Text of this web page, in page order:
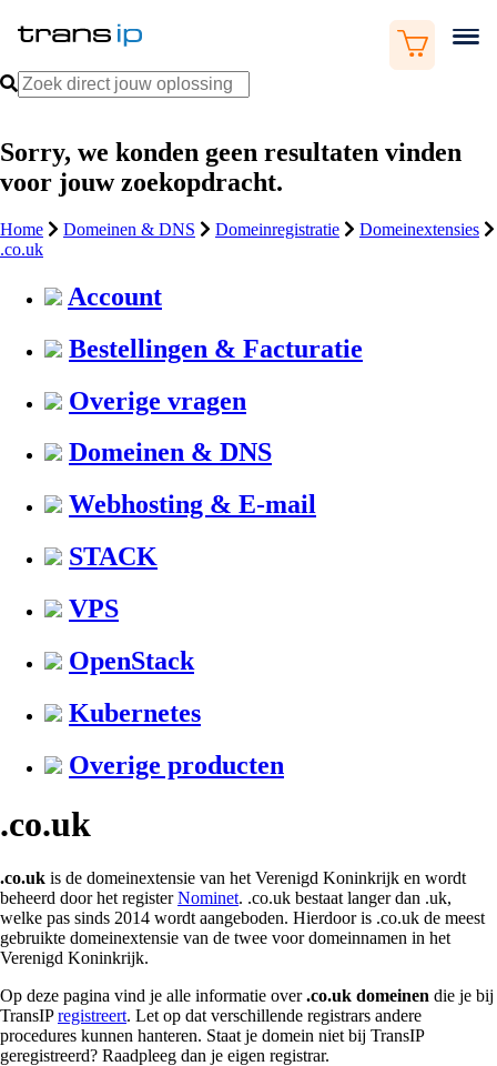
Sorry, we konden geen resultaten vinden
voor jouw zoekopdracht.
Home Domeinen & DNS Domeinregistratie
Domeinextensies
.co.uk
Account
Bestellingen & Facturatie
Overige vragen
Domeinen & DNS
Webhosting & E-mail
STACK
VPS
OpenStack
Kubernetes
Overige producten
.co.uk
.co.uk is de domeinextensie van het Verenigd Koninkrijk en wordt
beheerd door het registerNominet. .co.uk bestaat langer dan .uk,
welke pas sinds 2014 wordt aangeboden. Hierdoor is .co.uk de meest
gebruikte domeinextensie van de twee voor domeinnamen in het
Verenigd Koninkrijk.
Op deze pagina vind je alle informatie over.co.uk domeinen die je bij
TransIPregistreert. Let op dat verschillende registrars andere
procedures kunnen hanteren. Staat je domein niet bij TransIP
geregistreerd? Raadpleeg dan je eigen registrar.